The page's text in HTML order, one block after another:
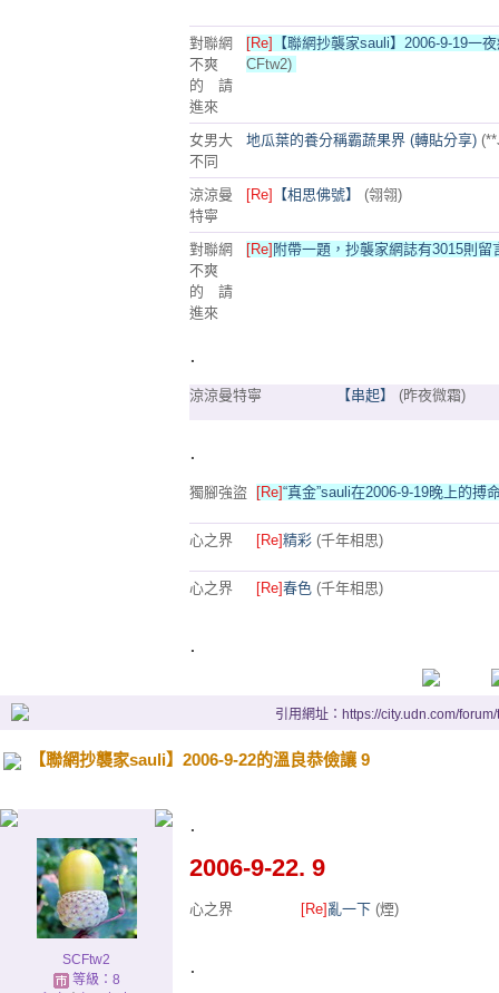
對聯網
不爽
的 請
進來
[Re]
【聯網抄襲家sauli】2006-9-19一
CFtw2)
女男大
不同
地瓜葉的養分稱霸蔬果界 (轉貼分享)
涼涼曼
特寧
[Re] 【相思佛號】 (翎翎)
對聯網
不爽
的 請
進來
[Re] 附帶一題，抄襲家網誌有3015則留
.
涼涼曼特寧 【串起】 (昨夜微霜)
.
獨腳強盜 [Re]“真金”sauli在2006-9-19晚上的搏
心之界 [Re]精彩 (千年相思)
心之界 [Re]春色 (千年相思)
.
引用網址：https://city.udn.com/
【聯網抄襲家sauli】2006-9-22的溫良恭儉讓 9
SCFtw2
等級：8
.
2006-9-22. 9
心之界 [Re] 亂一下 (煙)
.